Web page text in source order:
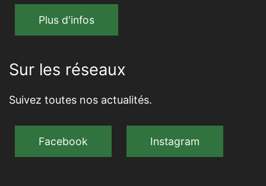
Plus d'infos
Sur les réseaux
Suivez toutes nos actualités.
Facebook Instagram